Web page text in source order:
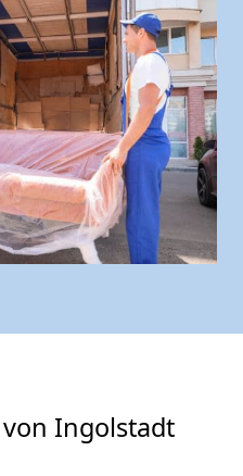
Ingolstadt